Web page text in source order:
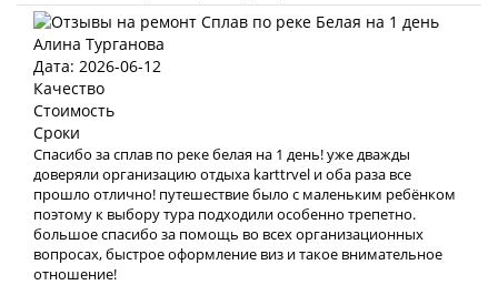
Алина Турганова
Дата: 2026-06-12
Качество
Стоимость
Сроки
Спасибо за сплав по реке белая на 1 день! уже дважды
доверяли организацию отдыха karttrvel и оба раза все
прошло отлично! путешествие было с маленьким ребёнком
поэтому к выбору тура подходили особенно трепетно.
большое спасибо за помощь во всех организационных
вопросах, быстрое оформление виз и такое внимательное
отношение!